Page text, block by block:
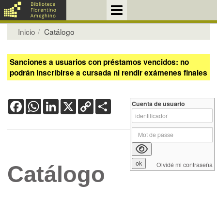
Inicio Catálogo
Sanciones a usuarios con préstamos vencidos: no
podrán inscribirse a cursada ni rendir exámenes finales
FacebookWhatsApp
LinkedIn
X Copy
Link
Catálogo
Cuenta de usuario
Olvidé mi contraseña